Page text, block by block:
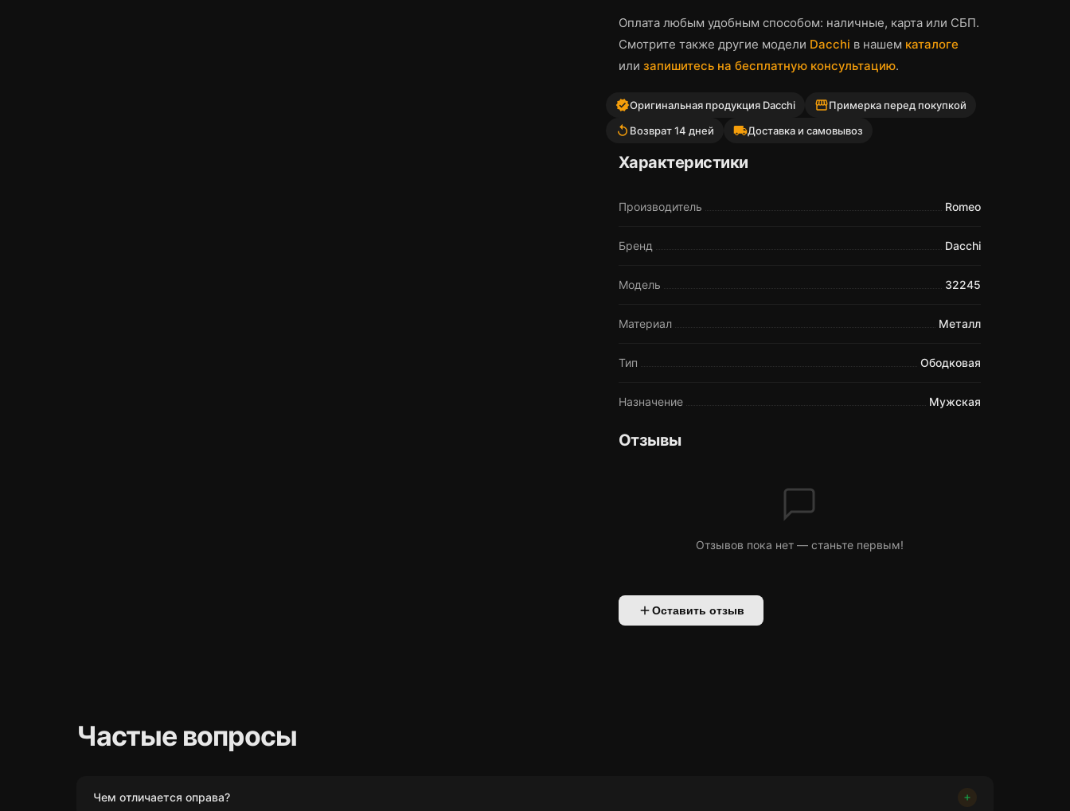
Оплата любым удобным способом: наличные, карта или СБП.
Смотрите также другие модели Dacchi в нашем каталоге
или запишитесь на бесплатную консультацию.
verifiedОригинальная продукция Dacchi storefrontПримерка перед покупкой
replay Возврат 14 дней local_shippingДоставка и самовывоз
Характеристики
Производитель Romeo
Бренд Dacchi
Модель 32245
Материал Металл
Тип Ободковая
Назначение Мужская
Отзывы
Отзывов пока нет — станьте первым!
Оставить отзыв
Частые вопросы
Чем отличается оправа?